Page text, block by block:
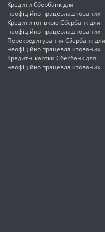
Кредити Сбербанк для
неофіційно працевлаштованих
Кредити готівкою Сбербанк для
неофіційно працевлаштованих
Перекредитування Сбербанк для
неофіційно працевлаштованих
Кредитні картки Сбербанк для
неофіційно працевлаштованих